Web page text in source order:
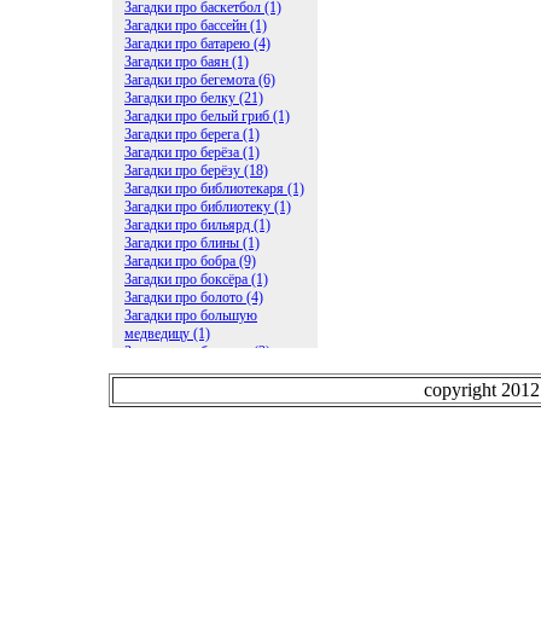
Загадки про баскетбол (1)
Загадки про бассейн (1)
Загадки про батарею (4)
Загадки про баян (1)
Загадки про бегемота (6)
Загадки про белку (21)
Загадки про белый гриб (1)
Загадки про берега (1)
Загадки про берёза (1)
Загадки про берёзу (18)
Загадки про библиотекаря (1)
Загадки про библиотеку (1)
Загадки про бильярд (1)
Загадки про блины (1)
Загадки про бобра (9)
Загадки про боксёра (1)
Загадки про болото (4)
Загадки про большую
медведицу (1)
Загадки про ботинки (2)
Загадки про бочку (5)
Загадки про бревно (2)
copyright